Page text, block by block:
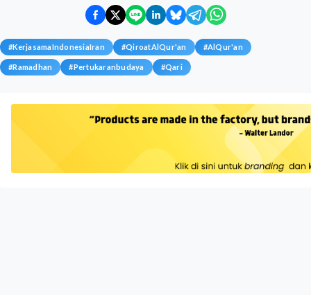
#KerjasamaIndonesiaIran #QiroatAlQur'an #AlQur'an
#Ramadhan #Pertukaranbudaya #Qari